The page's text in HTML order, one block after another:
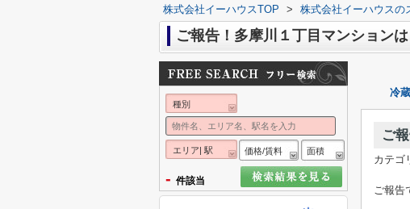
株式会社イーハウスTOP > 株式会社イーハウスの
ご報告！多摩川１丁目マンション
冷
ご
カテゴ
ご報告
種別
エリア| 駅 価格/賃料 面積
- 件該当